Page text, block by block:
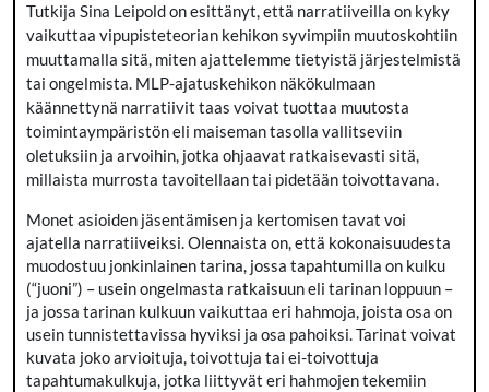
Tutkija Sina Leipold on esittänyt, että narratiiveilla on kyky
vaikuttaa vipupisteteorian kehikon syvimpiin muutoskohtiin
muuttamalla sitä, miten ajattelemme tietyistä järjestelmistä
tai ongelmista. MLP-ajatuskehikon näkökulmaan
käännettynä narratiivit taas voivat tuottaa muutosta
toimintaympäristön eli maiseman tasolla vallitseviin
oletuksiin ja arvoihin, jotka ohjaavat ratkaisevasti sitä,
millaista murrosta tavoitellaan tai pidetään toivottavana.
Monet asioiden jäsentämisen ja kertomisen tavat voi
ajatella narratiiveiksi. Olennaista on, että kokonaisuudesta
muodostuu jonkinlainen tarina, jossa tapahtumilla on kulku
(“juoni”) – usein ongelmasta ratkaisuun eli tarinan loppuun –
ja jossa tarinan kulkuun vaikuttaa eri hahmoja, joista osa on
usein tunnistettavissa hyviksi ja osa pahoiksi. Tarinat voivat
kuvata joko arvioituja, toivottuja tai ei-toivottuja
tapahtumakulkuja, jotka liittyvät eri hahmojen tekemiin